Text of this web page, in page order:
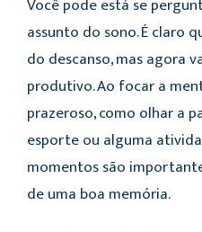
Você pode está se
assunto do sono. É claro
do descanso, mas agora
produtivo. Ao focar a
prazeroso, como olhar a
esporte ou alguma
momentos são
de uma boa memória.